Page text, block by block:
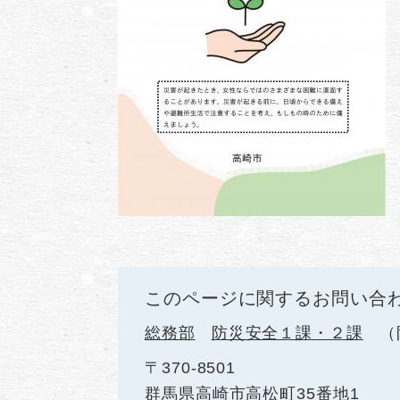
このページに関するお問い合
総務部 防災安全１課・２課
〒370-8501
群馬県高崎市高松町35番地1